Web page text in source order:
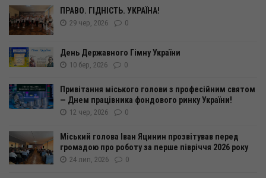
ПРАВО. ГІДНІСТЬ. УКРАЇНА!
29 чер, 2026 0
День Державного Гімну України
10 бер, 2026 0
Привітання міського голови з професійним святом
— Днем працівника фондового ринку України!
12 чер, 2026 0
Міський голова Іван Яцинин прозвітував перед
громадою про роботу за перше півріччя 2026 року
24 лип, 2026 0